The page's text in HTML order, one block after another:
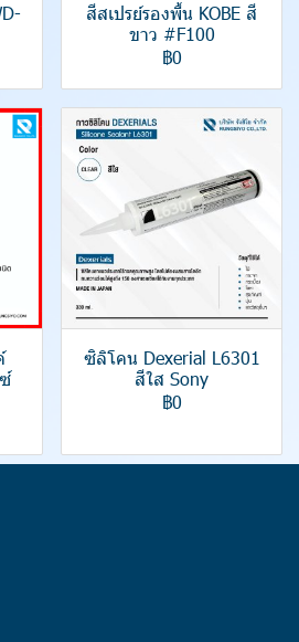
สีสเปรย์รองพื้น KOBE สี
ขาว #F100
฿0
ซิลิโคน Dexerial L6301
สีใส Sony
฿0